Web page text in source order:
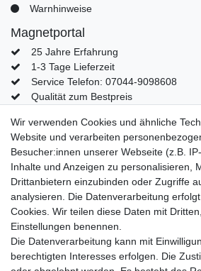
Warnhinweise
Magnetportal
25 Jahre Erfahrung
1-3 Tage Lieferzeit
Service Telefon: 07044-9098608
Qualität zum Bestpreis
Mein Konto
Konto
Login
Kontaktformular
Impressum
Wir verwenden Cookies und ähnliche
Website und verarbeiten
Besucher:innen unserer Webseite (z.B.
Inhalte und Anzeigen zu personalisieren,
Drittanbietern einzubinden oder Zugriffe
analysieren. Die Datenverarbeitung
Cookies. Wir teilen diese Daten mit
Einstellungen benennen.
Die Datenverarbeitung kann mit
berechtigten Interesses erfolgen. Die